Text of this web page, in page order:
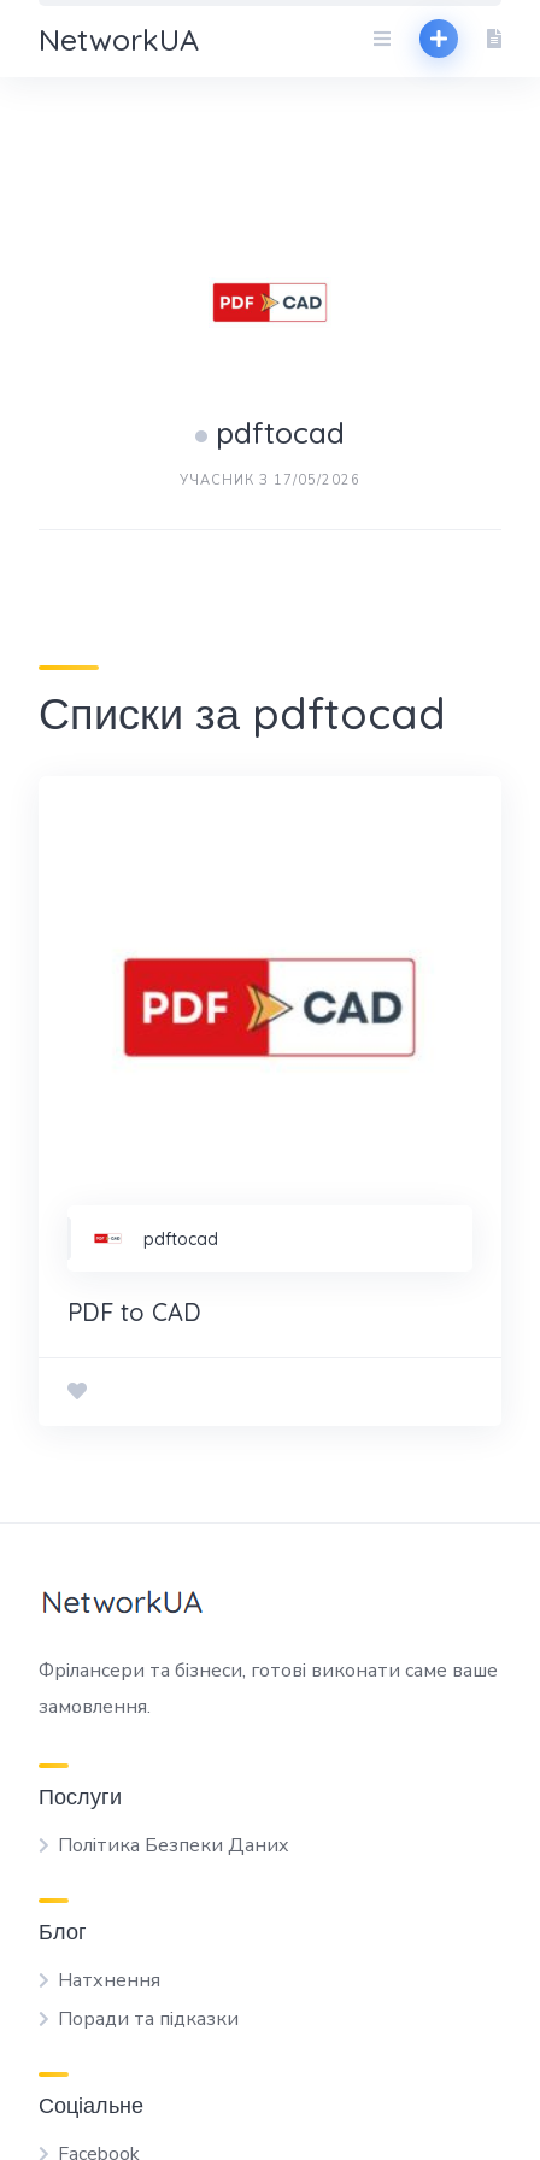
NetworkUA
pdftocad
УЧАСНИК З 17/05/2026
Списки за pdftocad
pdftocad
PDF to CAD
Фрілансери та бізнеси, готові виконати саме ваше
замовлення.
Послуги
Політика Безпеки Даних
Блог
Натхнення
Поради та підказки
Соціальне
Facebook